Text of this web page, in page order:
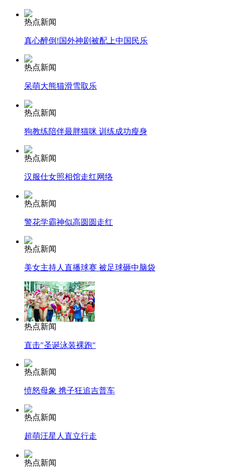
安徽一实载49人客车翻车
走！跟着总书记去植树
消防员救轻生者 花炮节热闹非凡 减压"枕头大战"
纽约上演“枕头大战”
司机酒驾遇交警 急速倒车逃窜
热点新闻
真心醉倒!国外神剧被配上中国民乐
热点新闻
呆萌大熊猫滑雪取乐
热点新闻
狗教练陪伴最胖猫咪 训练成功瘦身
热点新闻
汉服仕女照相馆走红网络
热点新闻
警花学霸神似高圆圆走红
热点新闻
美女主持人直播球赛 被足球砸中脑袋
热点新闻
直击"圣诞泳装裸跑"
热点新闻
愤怒母象 携子狂追吉普车
热点新闻
超萌汪星人直立行走
热点新闻